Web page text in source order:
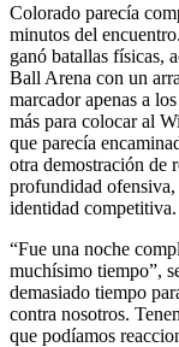
Colorado parecía
minutos del
ganó batallas físicas,
Ball Arena con un
marcador apenas a
más para colocar al
que parecía
otra demostración de
profundidad
identidad competitiva.
“Fue una noche
muchísimo tiempo”,
demasiado tiempo
contra nosotros.
que podíamos